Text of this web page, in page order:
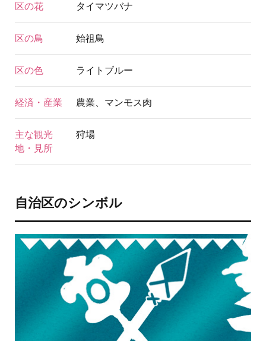
区の花 タイマツバナ
区の鳥 始祖鳥
区の色 ライトブルー
経済・産業 農業、マンモス肉
主な観光
地・見所
狩場
自治区のシンボル